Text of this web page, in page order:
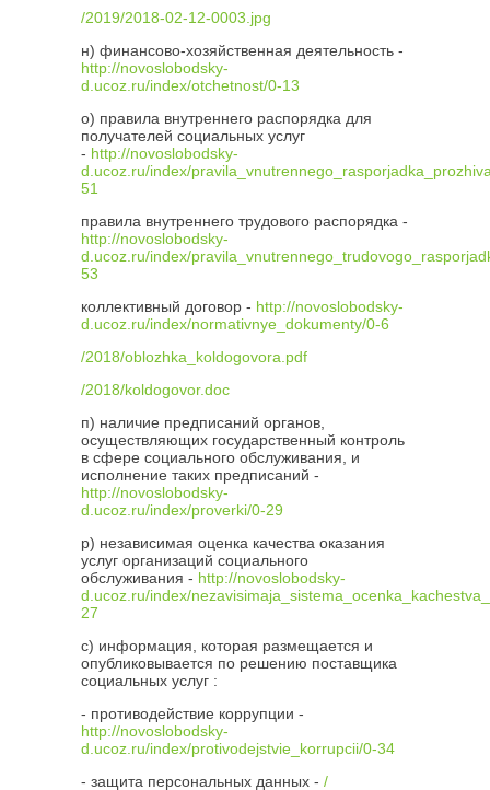
/2019/2018-02-12-0003.jpg
н) финансово-хозяйственная деятельность -
http://novoslobodsky-
d.ucoz.ru/index/otchetnost/0-13
о) правила внутреннего распорядка для
получателей социальных услуг
- http://novoslobodsky-
d.ucoz.ru/index/
51
правила внутреннего трудового распорядка -
http://novoslobodsky-
d.ucoz.ru/index/
53
коллективный договор - http://novoslobodsky-
d.ucoz.ru/index/normativnye_dokumenty/0-6
/2018/oblozhka_koldogovora.pdf
/2018/koldogovor.doc
п) наличие предписаний органов,
осуществляющих государственный контроль
в сфере социального обслуживания, и
исполнение таких предписаний -
http://novoslobodsky-
d.ucoz.ru/index/proverki/0-29
р) независимая оценка качества оказания
услуг организаций социального
обслуживания - http://novoslobodsky-
d.ucoz.ru/index/
27
с) информация, которая размещается и
опубликовывается по решению поставщика
социальных услуг :
- противодействие коррупции -
http://novoslobodsky-
d.ucoz.ru/index/protivodejstvie_korrupcii/0-34
- защита персональных данных - /